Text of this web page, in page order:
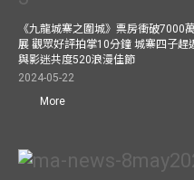
《九龍城寨之圍城》票房衝破7000
展 觀眾好評拍掌10分鐘 城寨四子趕
與影迷共度520浪漫佳節
2024-05-22
More